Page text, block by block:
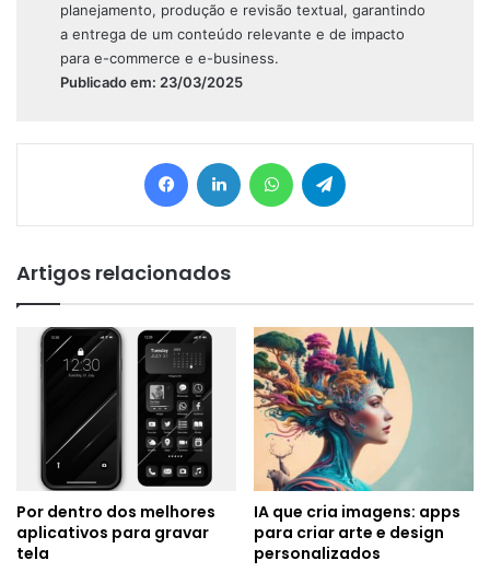
planejamento, produção e revisão textual, garantindo
a entrega de um conteúdo relevante e de impacto
para e-commerce e e-business.
Publicado em: 23/03/2025
FacebookLinkedin WhatsApp
Artigos relacionados
Por dentro dos melhores
aplicativos para gravar
tela
IA que cria imagens: apps
para criar arte e design
personalizados